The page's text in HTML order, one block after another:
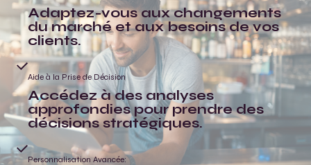
Adaptez-vous aux changements
du marché et aux besoins de vos
clients.
Aide à la Prise de Décision
Accédez à des analyses
approfondies pour prendre des
décisions stratégiques.
Personnalisation Avancée: